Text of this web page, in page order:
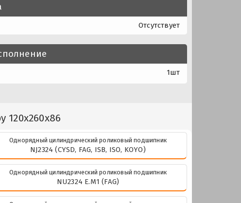
Отсутствует
1шт
120x260x86
Однорядный цилиндрический роликовый подшипник
NJ2324 (CYSD, FAG, ISB, ISO, KOYO)
Однорядный цилиндрический роликовый подшипник
NU2324 E.M1 (FAG)